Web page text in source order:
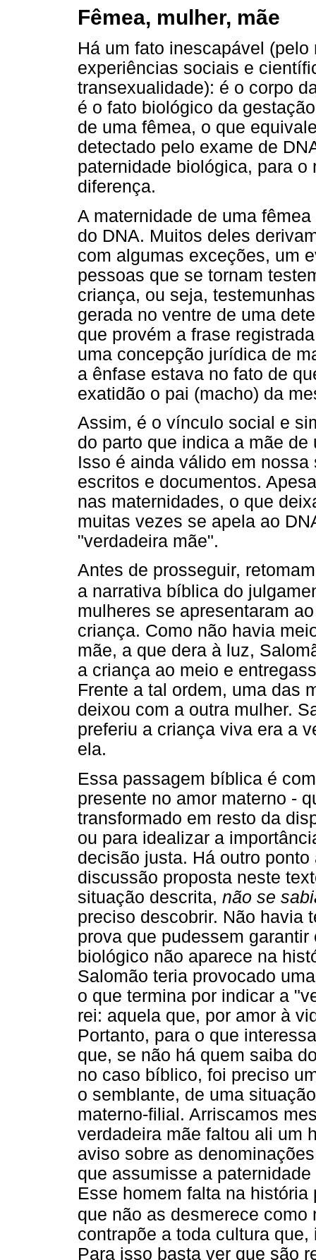
Fêmea, mulher, mãe
Há um fato inescapável
experiências sociais e
transexualidade): é o corpo
é o fato biológico da
de uma fêmea, o que
detectado pelo exame de
paternidade biológica, para
diferença.
A maternidade de uma
do DNA. Muitos deles
com algumas exceções, um
pessoas que se tornam
criança, ou seja,
gerada no ventre de uma
que provém a frase
uma concepção jurídica de
a ênfase estava no fato de
exatidão o pai (macho) da
Assim, é o vínculo social e
do parto que indica a mãe
Isso é ainda válido em
escritos e documentos.
nas maternidades, o que
muitas vezes se apela ao
"verdadeira mãe".
Antes de prosseguir,
a narrativa bíblica do
mulheres se apresentaram
criança. Como não havia
mãe, a que dera à luz,
a criança ao meio e
Frente a tal ordem, uma das
deixou com a outra mulher.
preferiu a criança viva era a
ela.
Essa passagem bíblica é
presente no amor materno -
transformado em resto da
ou para idealizar a
decisão justa. Há outro
discussão proposta neste
situação descrita, não se
preciso descobrir. Não havia
prova que pudessem
biológico não aparece na
Salomão teria provocado
o que termina por indicar a
rei: aquela que, por amor à
Portanto, para o que
que, se não há quem saiba
no caso bíblico, foi preciso
o semblante, de uma
materno-filial. Arriscamos
verdadeira mãe faltou ali um
aviso sobre as
que assumisse a
Esse homem falta na
que não as desmerece
contrapõe a toda cultura
Para isso basta ver que são